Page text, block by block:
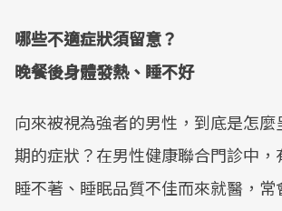
哪些不適症狀須留意？
晚餐後身體發熱、睡不好
向來被視為強者的男性，到底是怎麼
期的症狀？在男性健康聯合門診中，
睡不著、睡眠品質不佳而來就醫，常